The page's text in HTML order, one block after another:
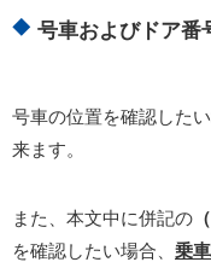
号車およびドア番
号車の位置を確認した
来ます。
また、本文中に併記の
を確認したい場合、 乗